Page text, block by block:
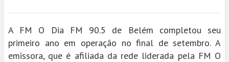
A FM O Dia FM 90.5 de Belém completou seu
primeiro ano em operação no final de setembro. A
emissora, que é afiliada da rede liderada pela FM O